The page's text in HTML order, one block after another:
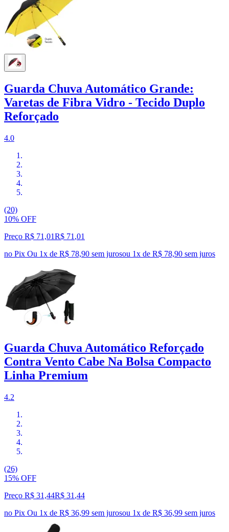
Guarda Chuva Automático Grande:
Varetas de Fibra Vidro - Tecido Duplo
Reforçado
4.0
(20)
10% OFF
Preço R$ 71,01R$ 71 ,01
no Pix Ou 1x de R$ 78,90 sem jurosou 1x de R$ 78,90 sem juros
Guarda Chuva Automático Reforçado
Contra Vento Cabe Na Bolsa Compacto
Linha Premium
4.2
(26)
15% OFF
Preço R$ 31,44R$ 31 ,44
no Pix Ou 1x de R$ 36,99 sem jurosou 1x de R$ 36,99 sem juros